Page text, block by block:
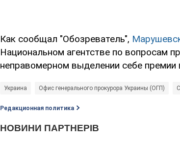
Как сообщал "Обозреватель",
Национальном агентстве по вопросам
неправомерном выделении себе премии
Украина Офис генерального прокурора Украины (ОГП)
Редакционная политика